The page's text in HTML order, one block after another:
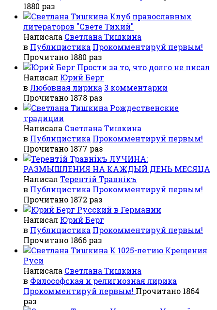
1880 раз
Клуб православных
литераторов "Свете Тихий"
Написала Светлана Тишкина
в Публицистика Прокомментируй первым!
Прочитано 1880 раз
Прости за то, что долго не писал
Написал Юрий Берг
в Любовная лирика 3 комментарии
Прочитано 1878 раз
Рождественские
традиции
Написала Светлана Тишкина
в Публицистика Прокомментируй первым!
Прочитано 1877 раз
ЛУЧИНА:
РАЗМЫШЛЕНИЯ НА КАЖДЫЙ ДЕНЬ МЕСЯЦА
Написал Терентiй Травнiкъ
в Публицистика Прокомментируй первым!
Прочитано 1872 раз
Русский в Германии
Написал Юрий Берг
в Публицистика Прокомментируй первым!
Прочитано 1866 раз
К 1025-летию Крещения
Руси
Написала Светлана Тишкина
в Философская и религиозная лирика
Прокомментируй первым! Прочитано 1864
раз